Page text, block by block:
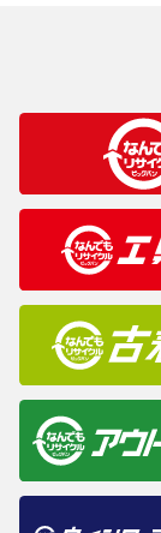
ご理解ください
合がございます
※表記したカラー
製造元が定めたカ
明なことがあり
商品について